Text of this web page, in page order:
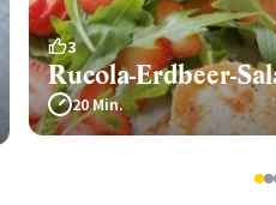
3
Rucola-Erdbeer-
20 Min.
12